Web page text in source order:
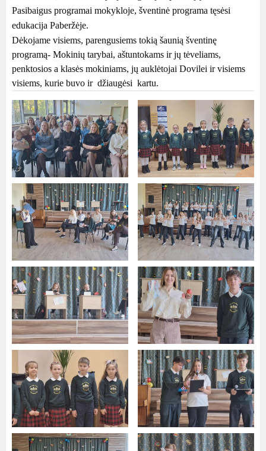
Pasibaigus programai mokykloje, šventinė programa tęsėsi
edukacija Paberžėje.
Dėkojame visiems, parengusiems tokią šaunią šventinę
programą- Mokinių tarybai, aštuntokams ir jų tėveliams,
penktosios a klasės mokiniams, jų auklėtojai Dovilei ir visiems
visiems, kurie buvo ir džiaugėsi kartu.